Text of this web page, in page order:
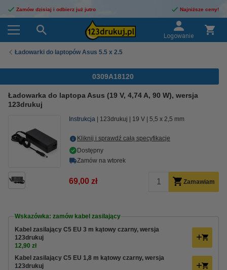
Zamów dzisiaj i odbierz już jutro Najniższe ceny!
Logowanie
Ładowarki do laptopów Asus 5.5 x 2.5
0309A18120
Ładowarka do laptopa Asus (19 V, 4,74 A, 90 W), wersja
123drukuj
Instrukcja 123drukuj 19 V 5,5 x 2,5 mm
Kliknij i sprawdź całą specyfikacje
Dostępny
Zamów na wtorek
69,00 zł Zamawiam
Wskazówka: zamów kabel zasilający
Kabel zasilający C5 EU 3 m kątowy czarny, wersja
123drukuj
12,90 zł
Kabel zasilający C5 EU 1,8 m kątowy czarny, wersja
123drukuj